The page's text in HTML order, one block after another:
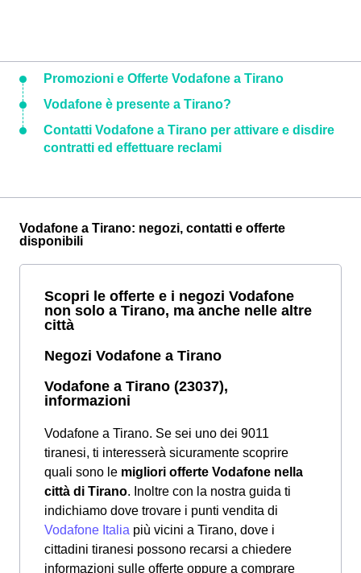
Promozioni e Offerte Vodafone a Tirano
Vodafone è presente a Tirano?
Contatti Vodafone a Tirano per attivare e disdire
contratti ed effettuare reclami
Vodafone a Tirano: negozi, contatti e offerte
disponibili
Scopri le offerte e i negozi Vodafone
non solo a Tirano, ma anche nelle altre
città
Negozi Vodafone a Tirano
Vodafone a Tirano (23037),
informazioni
Vodafone a Tirano. Se sei uno dei 9011
tiranesi, ti interesserà sicuramente scoprire
quali sono le migliori offerte Vodafone nella
città di Tirano. Inoltre con la nostra guida ti
indichiamo dove trovare i punti vendita di
Vodafone Italia più vicini a Tirano, dove i
cittadini tiranesi possono recarsi a chiedere
informazioni sulle offerte oppure a comprare